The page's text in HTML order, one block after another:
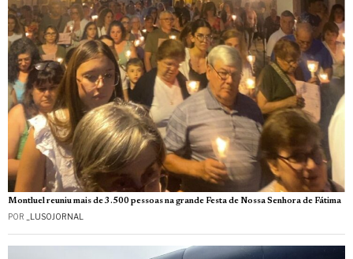
Montluel reuniu mais de 3.500 pessoas na grande Festa de Nossa Senhora de Fátima
POR _LUSOJORNAL